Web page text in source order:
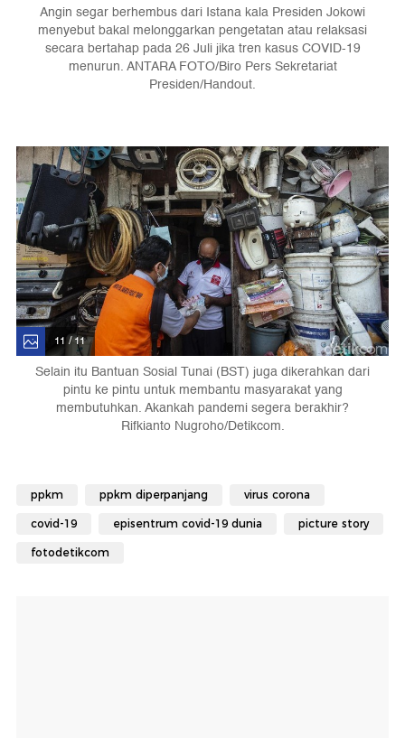
Angin segar berhembus dari Istana kala Presiden Jokowi
menyebut bakal melonggarkan pengetatan atau relaksasi
secara bertahap pada 26 Juli jika tren kasus COVID-19
menurun. ANTARA FOTO/Biro Pers Sekretariat
Presiden/Handout.
11 / 11
Selain itu Bantuan Sosial Tunai (BST) juga dikerahkan dari
pintu ke pintu untuk membantu masyarakat yang
membutuhkan. Akankah pandemi segera berakhir?
Rifkianto Nugroho/Detikcom.
ppkm ppkm diperpanjang virus corona
covid-19 episentrum covid-19 dunia picture story
fotodetikcom